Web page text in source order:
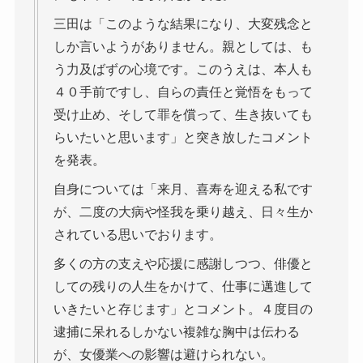
三田は「このような結果になり、大変残念と
しか言いようがありません。親としては、も
う力及ばずの心境です。このうえは、本人も
４０手前ですし、自らの責任と覚悟をもって
受け止め、そして罪を償って、生き抜いても
らいたいと思います」と突き放したコメント
を発表。
自身については「来月、喜寿を迎える私です
が、二度の大病や怪我を乗り越え、日々生か
されている思いでおります。
多くの方の支えや応援に感謝しつつ、俳優と
しての残りの人生をかけて、仕事に邁進して
いきたいと存じます」とコメント。４度目の
逮捕に呆れるしかない複雑な胸中は伝わる
が、女優業への影響は避けられない。